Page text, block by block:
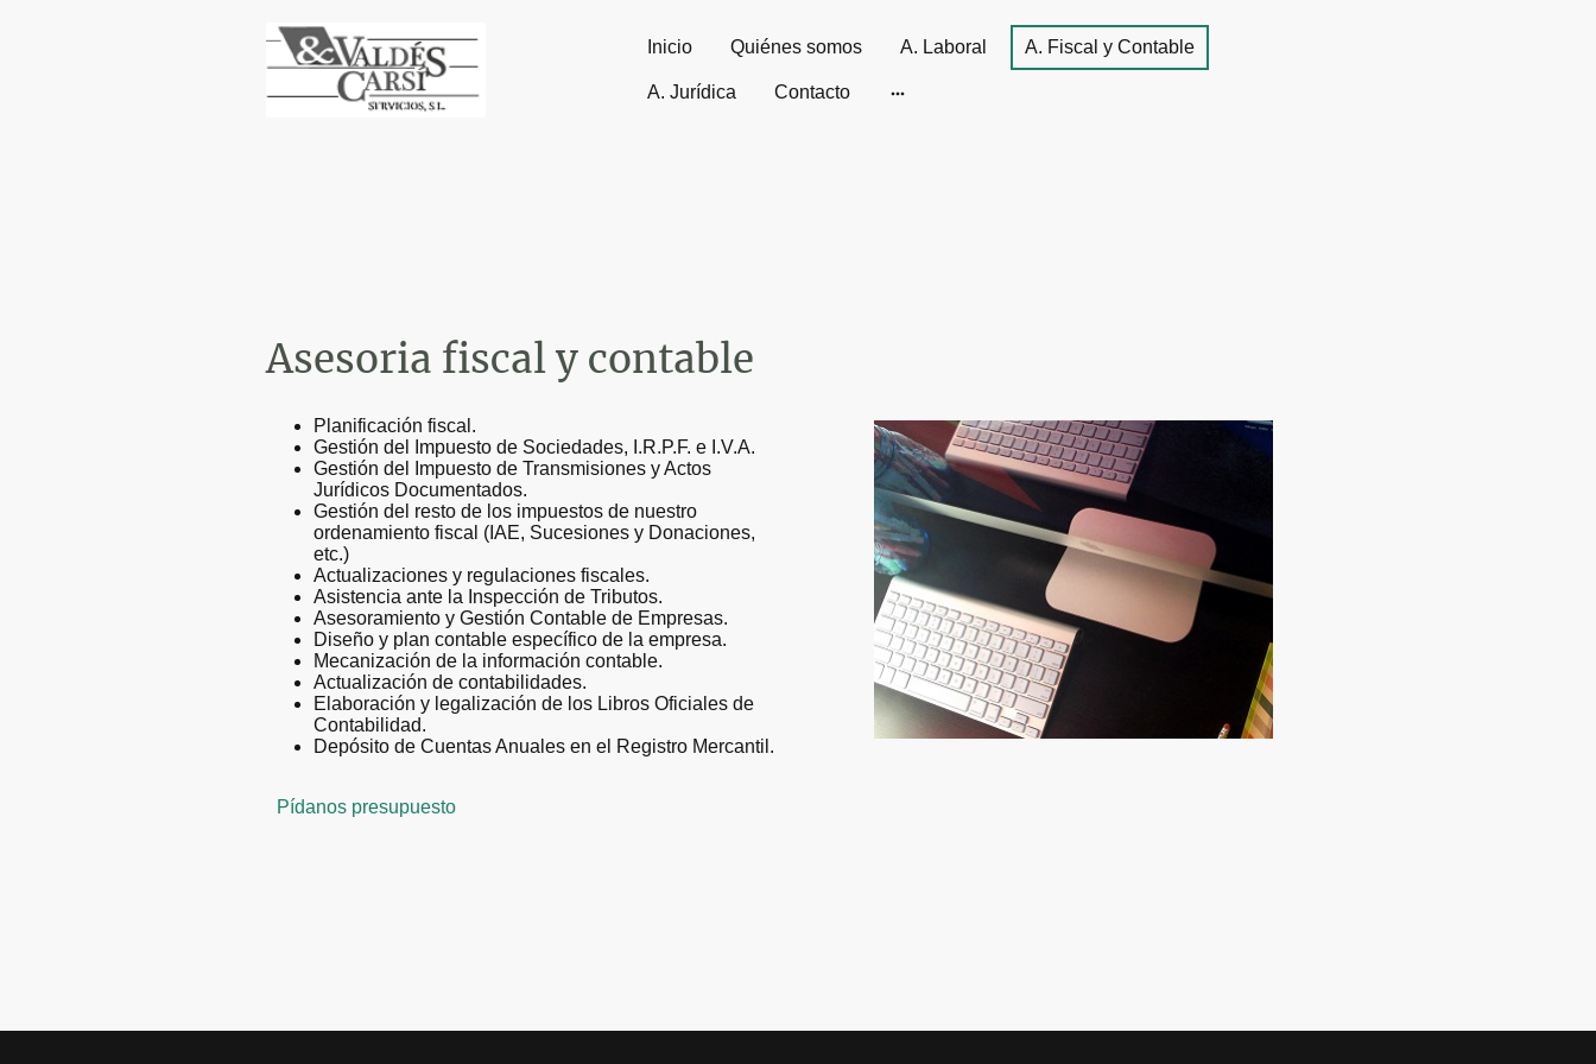
Inicio Quiénes somos A. Laboral A. Fiscal y Contable
A. Jurídica Contacto
Asesoria fiscal y contable
Planificación fiscal.
Gestión del Impuesto de Sociedades, I.R.P.F. e I.V.A.
Gestión del Impuesto de Transmisiones y Actos
Jurídicos Documentados.
Gestión del resto de los impuestos de nuestro
ordenamiento fiscal (IAE, Sucesiones y Donaciones,
etc.)
Actualizaciones y regulaciones fiscales.
Asistencia ante la Inspección de Tributos.
Asesoramiento y Gestión Contable de Empresas.
Diseño y plan contable específico de la empresa.
Mecanización de la información contable.
Actualización de contabilidades.
Elaboración y legalización de los Libros Oficiales de
Contabilidad.
Depósito de Cuentas Anuales en el Registro Mercantil.
Pídanos presupuesto